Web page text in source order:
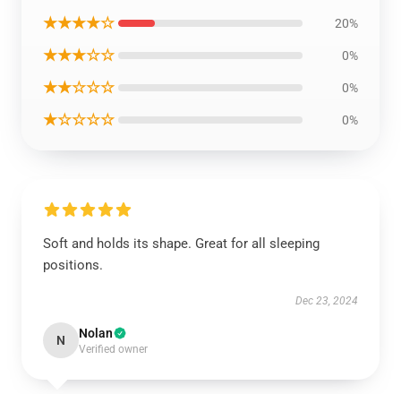
★★★★☆ 20%
★★★☆☆ 0%
★★☆☆☆ 0%
★☆☆☆☆ 0%
Soft and holds its shape. Great for all sleeping
positions.
Dec 23, 2024
N Nolan
Verified owner